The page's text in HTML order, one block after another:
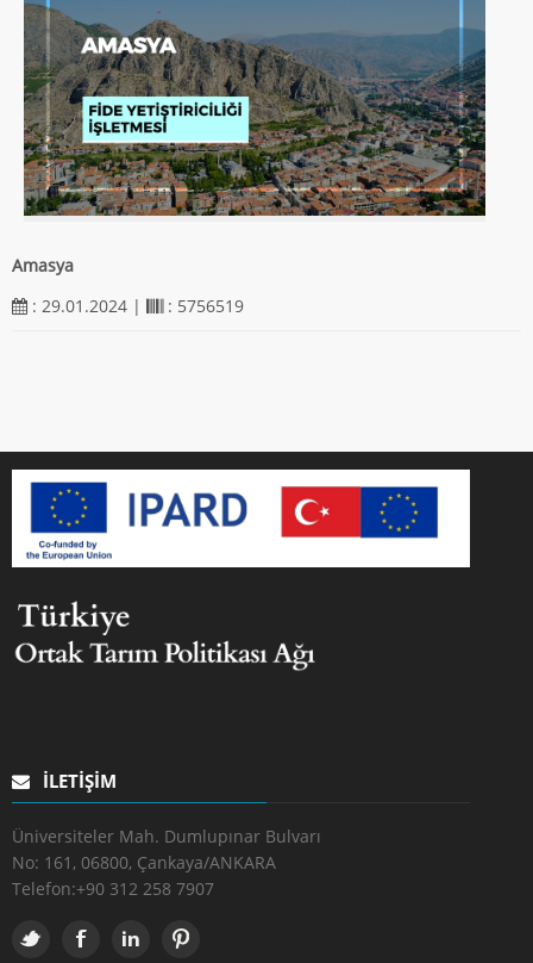
Amasya
: 29.01.2024 |
: 5756519
İLETIŞIM
Üniversiteler Mah. Dumlupınar Bulvarı
No: 161, 06800, Çankaya/ANKARA
Telefon:+90 312 258 7907